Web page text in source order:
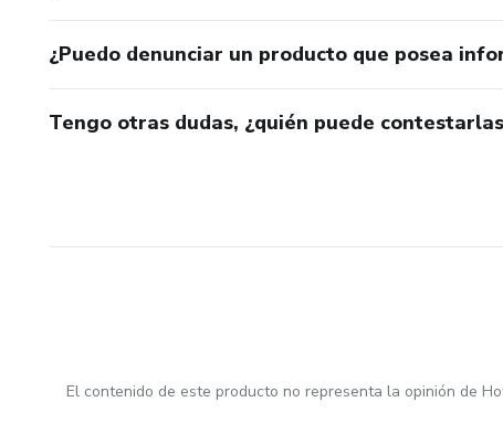
¿Puedo denunciar un producto que posea
Tengo otras dudas, ¿quién puede
El contenido de este producto no representa la opinión de